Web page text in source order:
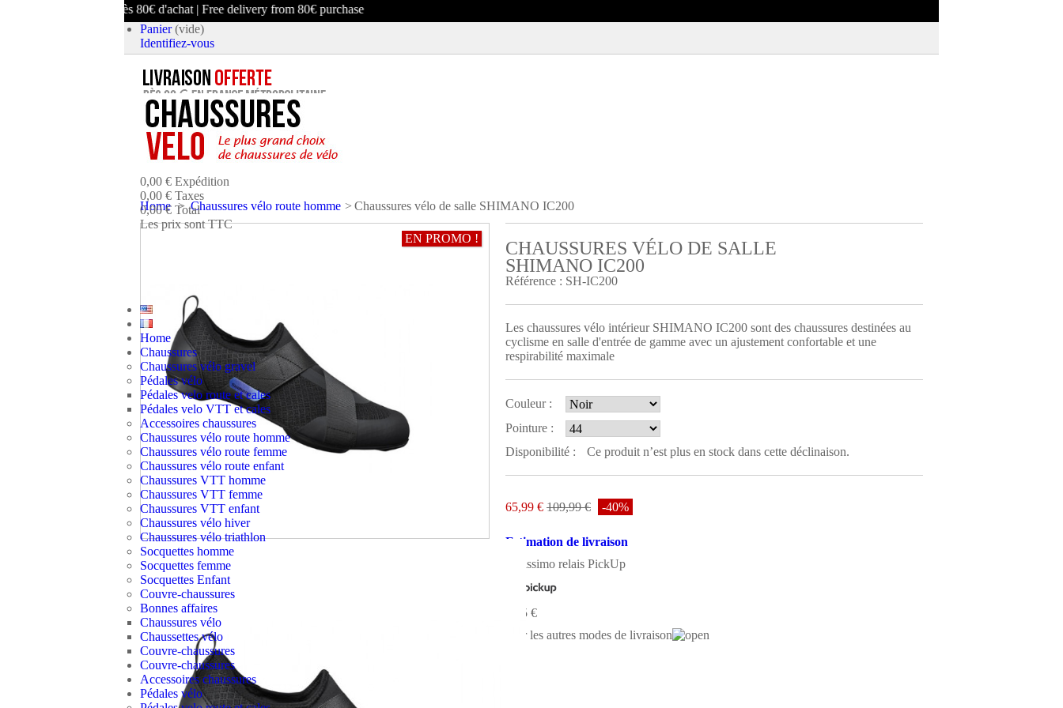
offerte dès 80€ d'achat | Free delivery from 80€ purchase
Panier (vide)
Identifiez-vous
article (vide)
Aucun produit
0,00 € Expédition
0,00 € Taxes
0,00 € Total
Les prix sont TTC
Home
Chaussures
Chaussures vélo gravel
Pédales vélo
Pédales velo route et cales
Pédales velo VTT et cales
Accessoires chaussures
Chaussures vélo route homme
Chaussures vélo route femme
Chaussures vélo route enfant
Chaussures VTT homme
Chaussures VTT femme
Chaussures VTT enfant
Chaussures vélo hiver
Chaussures vélo triathlon
Socquettes homme
Socquettes femme
Socquettes Enfant
Couvre-chaussures
Bonnes affaires
Chaussures vélo
Chaussettes vélo
Couvre-chaussures
Couvre-chaussures
Accessoires chaussures
Pédales vélo
Home > Chaussures vélo route homme > Chaussures vélo de salle SHIMANO IC200
EN PROMO !
CHAUSSURES VÉLO DE SALLE
SHIMANO IC200
Référence : SH-IC200
Les chaussures vélo intérieur SHIMANO IC200 sont des chaussures destinées au
cyclisme en salle d'entrée de gamme avec un ajustement confortable et une
respirabilité maximale
Couleur :
Pointure :
Disponibilité :
Ce produit n’est plus en stock dans cette déclinaison.
65,99 € 109,99 € -40%
Estimation de livraison
Colissimo relais PickUp
8,75 €
Voir les autres modes de livraison